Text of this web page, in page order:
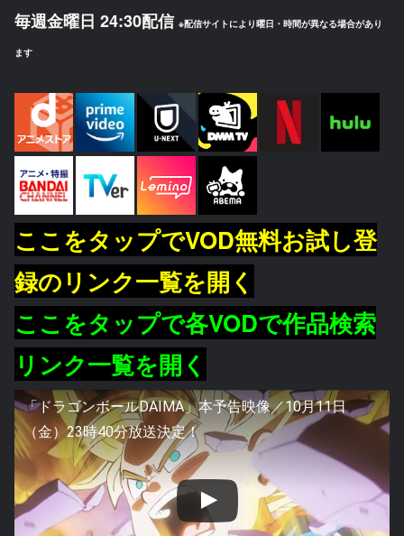
毎週金曜日 24:30配信 ※配信サイトにより曜日・時間が異なる場合があり
ます
ここをタップでVOD無料お試し登
録のリンク一覧を開く
ここをタップで各VODで作品検索
リンク一覧を開く
「ドラゴンボールDAIMA」本予告映像／10月11日
（金）23時40分放送決定！